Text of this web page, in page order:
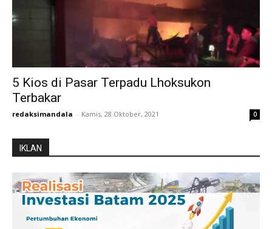
5 Kios di Pasar Terpadu Lhoksukon
Terbakar
redaksimandala - Kamis, 28 Oktober, 2021 0
IKLAN